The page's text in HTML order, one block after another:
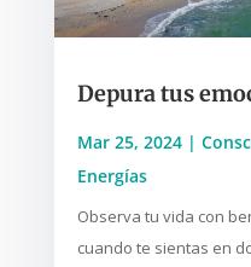
Depura tus
Mar 25, 2024|
Energías
Observa tu vida con
cuando te sientas en